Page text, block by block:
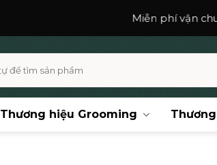
Miễn phí vận chuyển toàn
Thương hiệu Grooming